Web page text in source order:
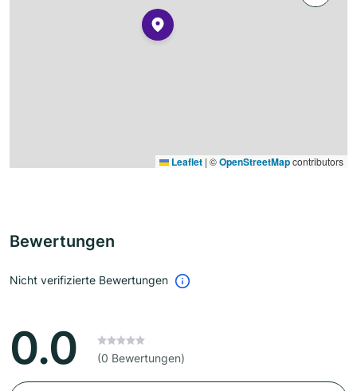
Leaflet | ©OpenStreetMapcontributors
Bewertungen
Nicht verifizierte Bewertungen
0.0 (0 Bewertungen)